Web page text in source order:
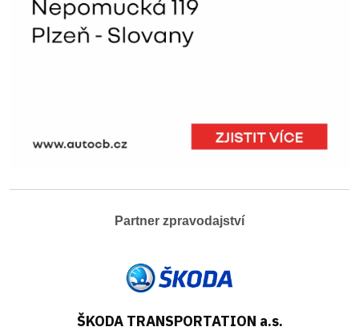
Partner zpravodajství
ŠKODA TRANSPORTATION a.s.